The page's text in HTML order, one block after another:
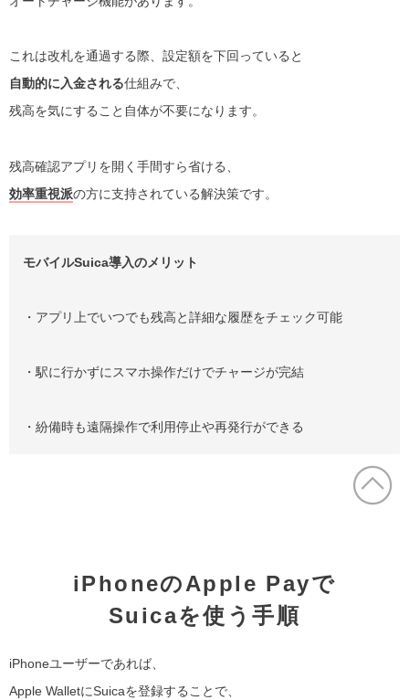
これは改札を通過する際、設定額を下回っていると
自動的に入金される仕組みで、
残高を気にすること自体が不要になります。
残高確認アプリを開く手間すら省ける、
効率重視派の方に支持されている解決策です。
モバイルSuica導入のメリット
・アプリ上でいつでも残高と詳細な履歴をチェック可能
・駅に行かずにスマホ操作だけでチャージが完結
・紛備時も遠隔操作で利用停止や再発行ができる
iPhoneのApple Payで
Suicaを使う手順
iPhoneユーザーであれば、
Apple WalletにSuicaを登録することで、